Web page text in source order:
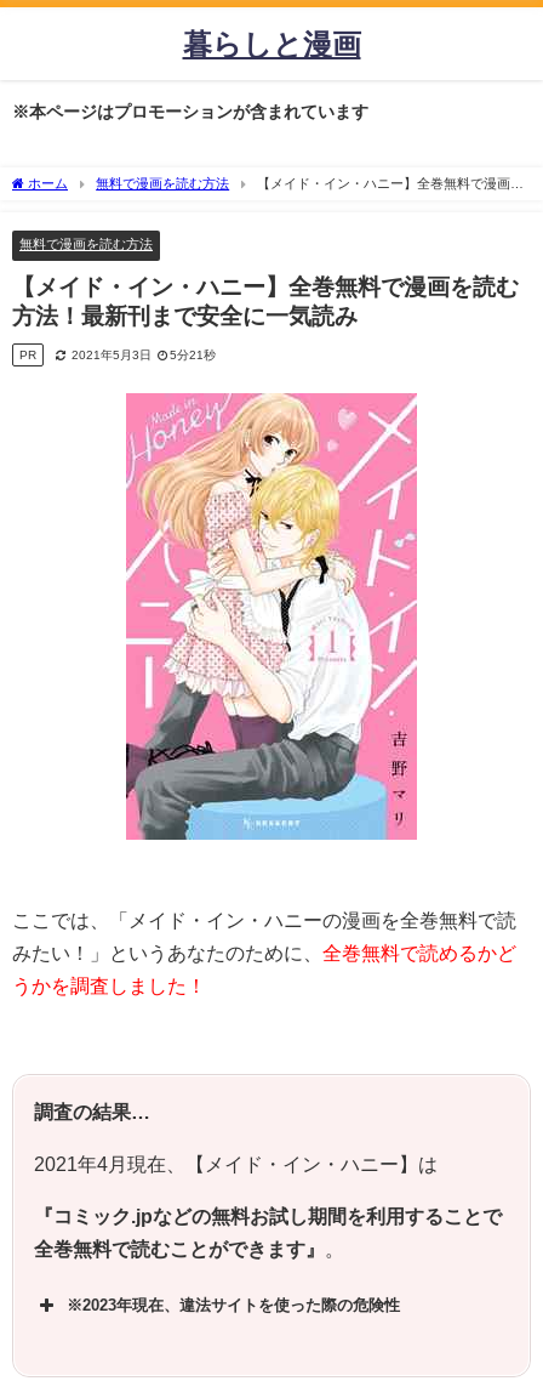
暮らしと漫画
※本ページはプロモーションが含まれています
ホーム 無料で漫画を読む方法
【メイド・イン・ハニー】全巻無料で漫画を
無料で漫画を読む方法
【メイド・イン・ハニー】全巻無料で漫画を読む
方法！最新刊まで安全に一気読み
PR 2021年5月3日 5分21秒
ここでは、「 メイド・イン・ハニーの漫画を全巻無料で読
みたい！」というあなたのために、 全巻無料で読めるかど
うかを調査しました！
調査の結果…
2021年4月現在、【 メイド・イン・ハニー】は
『コミック.jpなどの無料お試し期間を利用することで
全巻無料で読むことができます』
※2023年現在、違法サイトを使った際の危険性